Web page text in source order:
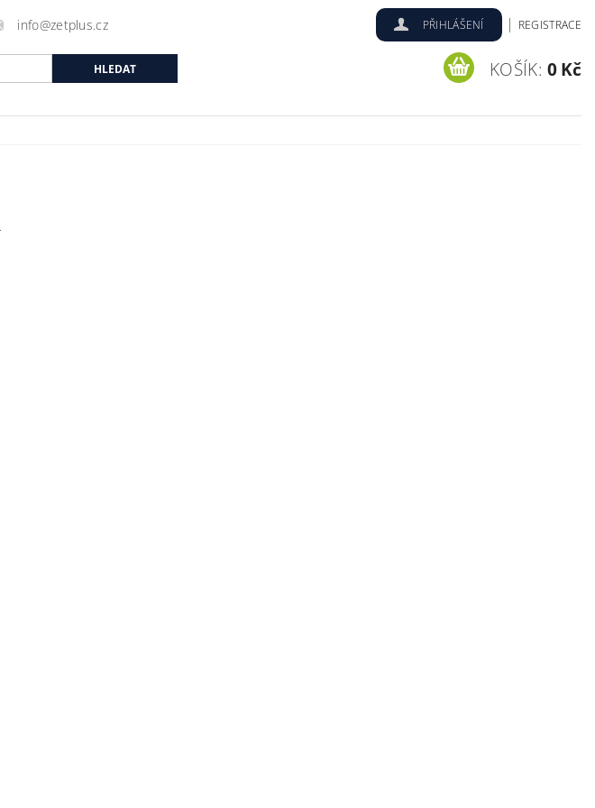
info@zetplus.cz PŘIHLÁŠENÍ | REGISTRACE
KOŠÍK: 0 Kč